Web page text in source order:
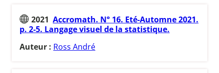
2021 Accromath. N° 16. Eté-Automne 2021.
p. 2-5. Langage visuel de la statistique.
Auteur : Ross André